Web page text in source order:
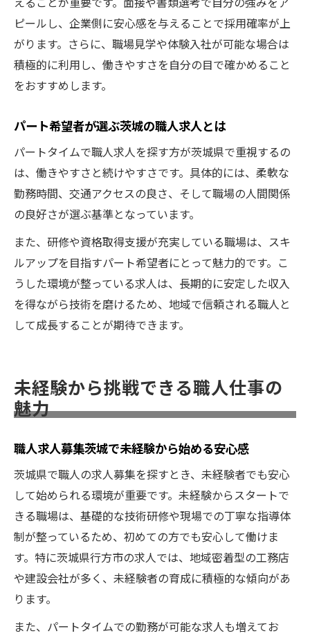
ピールし、企業側に安心感を与えることで採用確率が上
がります。さらに、職場見学や体験入社が可能な場合は
積極的に利用し、働きやすさを自分の目で確かめること
をおすすめします。
パート希望者が選ぶ茨城の職人求人とは
パートタイムで職人求人を探す方が茨城県で重視するの
は、働きやすさと続けやすさです。具体的には、柔軟な
勤務時間、交通アクセスの良さ、そして職場の人間関係
の良好さが選ぶ基準となっています。
また、研修や資格取得支援が充実している職場は、スキ
ルアップを目指すパート希望者にとって魅力的です。こ
うした環境が整っている求人は、長期的に安定した収入
を得ながら技術を磨けるため、地域で信頼される職人と
して成長することが期待できます。
未経験から挑戦できる職人仕事の
魅力
職人求人募集茨城で未経験から始める安心感
茨城県で職人の求人募集を探すとき、未経験者でも安心
して始められる環境が重要です。未経験からスタートで
きる職場は、基礎的な技術研修や現場での丁寧な指導体
制が整っているため、初めての方でも安心して働けま
す。特に茨城県行方市の求人では、地域密着型の工務店
や建設会社が多く、未経験者の育成に積極的な傾向があ
ります。
また、パートタイムでの勤務が可能な求人も増えてお